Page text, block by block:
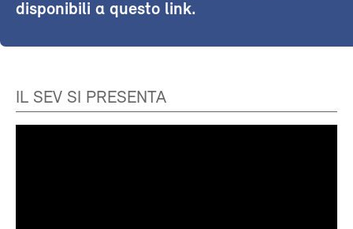
disponibili a questo link.
IL SEV SI PRESENTA